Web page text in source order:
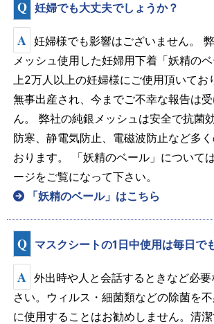
Q 妊婦でも大丈夫でしょうか？
A 妊婦様でも影響はございません。
メッシュ使用した妊婦用下着「妖精の
上2万人以上の妊婦様にご使用頂いてお
無事出産され、今までご不幸な報告は
ん。 弊社の純銀メッシュは安全で抗菌
防寒、静電気防止、電磁波防止など多
おります。 「妖精のベール」について
ージをご覧になって下さい。
「妖精のベール」はこちら
Q マスクシートの1日中使用は毎日で
A 外出時や人と会話するときなど必
さい。ウィルス・細菌類などの除菌を
に使用することはお勧めしません。清